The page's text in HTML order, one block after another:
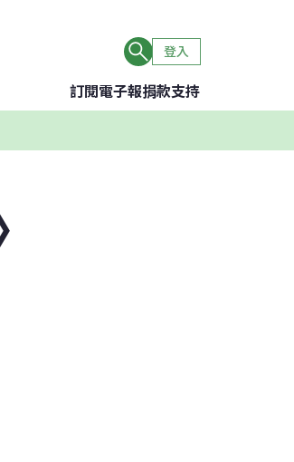
登入
訂閱電子報捐款支持